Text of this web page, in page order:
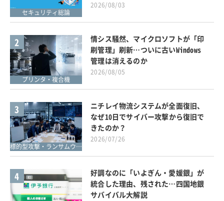
セキュリティ総論
2026/08/03
2
プリンタ・複合機
情シス騒然、マイクロソフトが「印
刷管理」刷新…ついに古いWindows
管理は消えるのか
2026/08/05
3
標的型攻撃・ランサムウェア対策
ニチレイ物流システムが全面復旧、
なぜ10日でサイバー攻撃から復旧で
きたのか？
2026/07/26
4
好調なのに「いよぎん・愛媛銀」が
統合した理由、残された…四国地銀
サバイバル大解説